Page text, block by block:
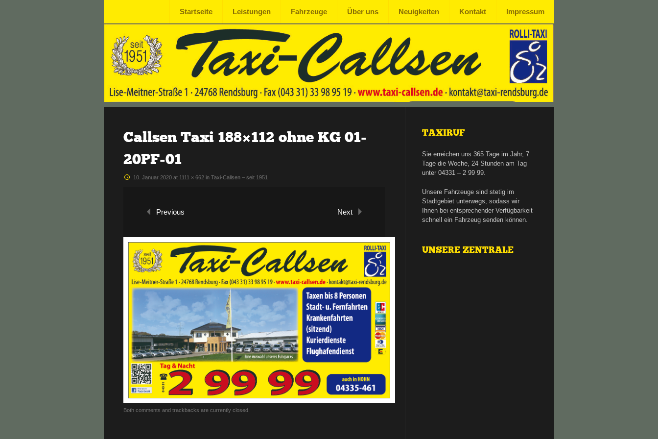
Startseite Leistungen Fahrzeuge Über uns Neuigkeiten Kontakt Impressum
Taxi-
Callsen
e.K.
SEIT
1951
Callsen Taxi 188×112 ohne KG 01-
20PF-01
10. Januar 2020 at 1111 × 662 in Taxi-Callsen – seit 1951
Previous Next
Both comments and trackbacks are currently closed.
TAXIRUF
Sie erreichen uns 365 Tage im Jahr, 7
Tage die Woche, 24 Stunden am Tag
unter 04331 – 2 99 99.
Unsere Fahrzeuge sind stetig im
Stadtgebiet unterwegs, sodass wir
Ihnen bei entsprechender Verfügbarkeit
schnell ein Fahrzeug senden können.
UNSERE ZENTRALE